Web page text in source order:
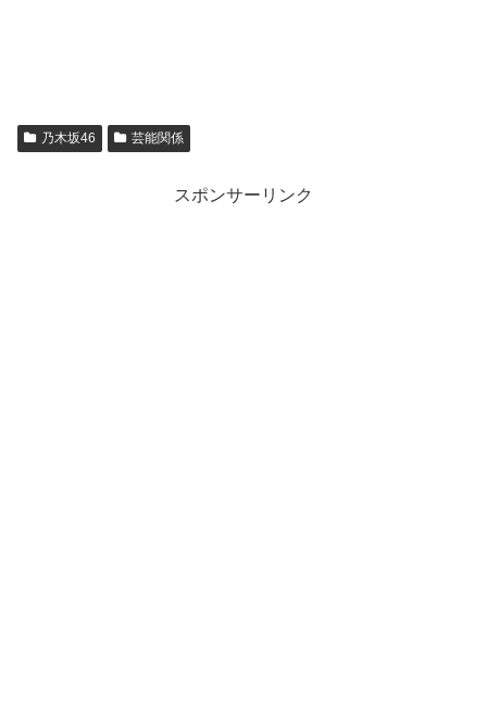
乃木坂46 芸能関係
スポンサーリンク